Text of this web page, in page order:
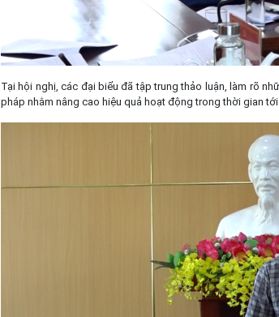
Tại hội nghị, các đại biểu đã tập trung thảo luận, làm rõ
pháp nhằm nâng cao hiệu quả hoạt động trong thời gian